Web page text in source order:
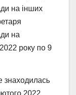
на інших
на
року по 9
знаходилась
2022